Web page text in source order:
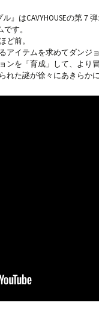
』はCAVYHOUSEの第７
す。
ど前。
アイテムを求めてダンジ
ンを「育成」して、より
れた謎が徐々にあきらか